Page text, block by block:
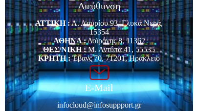
Διεύθυνση
ΑΤΤΙΚΗ :Λ. Λαυρίου 93, Γλυκά Νερά,
15354
ΑΘΗΝΑ :Δοϊράνης 8, 11362
ΘΕΣ/ΝΙΚΗ :Μ. Αντύπα 41, 55535
ΚΡΗΤΗ :Έβανς 70, 71201, Ηράκλειο
E-Mail
infocloud@infosuppport.gr